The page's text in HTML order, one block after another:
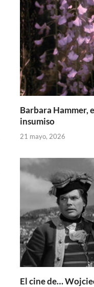
Barbara Hammer,
insumiso
21 mayo, 2026
El cine de…